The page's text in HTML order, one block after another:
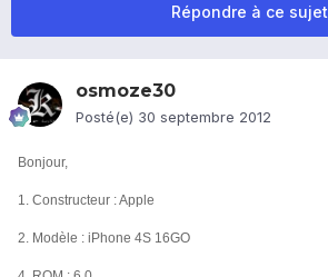
Répondre à ce sujet
osmoze30
Posté(e) 30 septembre 2012
Bonjour,
1. Constructeur : Apple
2. Modèle : iPhone 4S 16GO